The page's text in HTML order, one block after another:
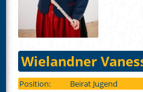
Wielandner
Position:
Beirat Jugend